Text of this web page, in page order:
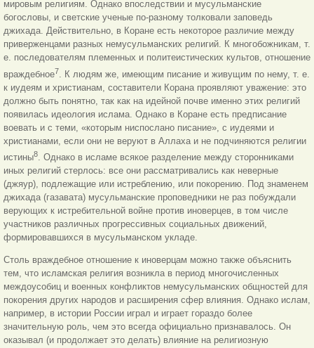
мировым религиям. Однако впоследствии и мусульманские
богословы, и светские ученые по-разному толковали заповедь
джихада. Действительно, в Коране есть некоторое различие между
приверженцами разных немусульманских религий. К многобожникам, т.
е. последователям племенных и политеистических культов, отношение
враждебное7
. К людям же, имеющим писание и живущим по нему, т. е.
к иудеям и христианам, составители Корана проявляют уважение: это
должно быть понятно, так как на идейной почве именно этих религий
появилась идеология ислама. Однако в Коране есть предписание
воевать и с теми, «которым ниспослано писание», с иудеями и
христианами, если они не веруют в Аллаха и не подчиняются религии
истины8. Однако в исламе всякое разделение между сторонниками
иных религий стерлось: все они рассматривались как неверные
(джяур), подлежащие или истреблению, или покорению. Под знаменем
джихада (газавата) мусульманские проповедники не раз побуждали
верующих к истребительной войне против иноверцев, в том числе
участников различных прогрессивных социальных движений,
формировавшихся в мусульманском укладе.
Столь враждебное отношение к иноверцам можно также объяснить
тем, что исламская религия возникла в период многочисленных
междоусобиц и военных конфликтов немусульманских общностей для
покорения других народов и расширения сфер влияния. Однако ислам,
например, в истории России играл и играет гораздо более
значительную роль, чем это всегда официально признавалось. Он
оказывал (и продолжает это делать) влияние на религиозную